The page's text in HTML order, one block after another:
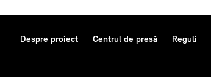
Despre proiect Centrul de presă Reguli